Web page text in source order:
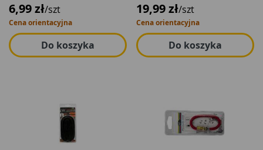
6,99 zł/szt
Cena orientacyjna
Do koszyka
19,99 zł/szt
Cena orientacyjna
Do koszyka